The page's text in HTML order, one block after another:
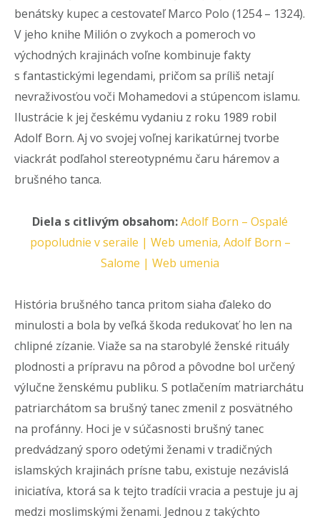
benátsky kupec a cestovateľ Marco Polo (1254 – 1324).
V jeho knihe Milión o zvykoch a pomeroch vo
východných krajinách voľne kombinuje fakty
s fantastickými legendami, pričom sa príliš netají
nevraživosťou voči Mohamedovi a stúpencom islamu.
Ilustrácie k jej českému vydaniu z roku 1989 robil
Adolf Born. Aj vo svojej voľnej karikatúrnej tvorbe
viackrát podľahol stereotypnému čaru háremov a
brušného tanca.
Diela s citlivým obsahom:Adolf Born – Ospalé
popoludnie v seraile | Web umenia, Adolf Born –
Salome | Web umenia
História brušného tanca pritom siaha ďaleko do
minulosti a bola by veľká škoda redukovať ho len na
chlipné zízanie. Viaže sa na starobylé ženské rituály
plodnosti a prípravu na pôrod a pôvodne bol určený
výlučne ženskému publiku. S potlačením matriarchátu
patriarchátom sa brušný tanec zmenil z posvätného
na profánny. Hoci je v súčasnosti brušný tanec
predvádzaný sporo odetými ženami v tradičných
islamských krajinách prísne tabu, existuje nezávislá
iniciatíva, ktorá sa k tejto tradícii vracia a pestuje ju aj
medzi moslimskými ženami. Jednou z takýchto